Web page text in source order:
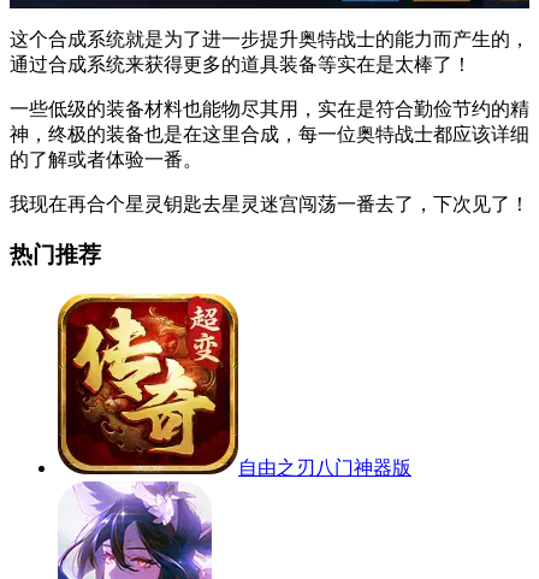
这个合成系统就是为了进一步提升奥特战士的能力而产生的，
通过合成系统来获得更多的道具装备等实在是太棒了！
一些低级的装备材料也能物尽其用，实在是符合勤俭节约的精
神，终极的装备也是在这里合成，每一位奥特战士都应该详细
的了解或者体验一番。
我现在再合个星灵钥匙去星灵迷宫闯荡一番去了，下次见了！
热门推荐
自由之刃八门神器版